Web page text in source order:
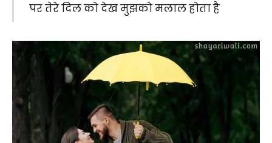
पर तेरे दिल को देख मुझको मलाल होता है